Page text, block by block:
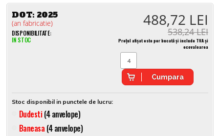
DOT: 2025
(an fabricatie)
DISPONIBILITATE:
IN STOC
488,72 LEI
538,24 LEI
Prețul afișat este per bucată și include TVA și
ecovaloarea
Cumpara
Stoc disponibil in punctele de lucru:
Dudesti(4 anvelope)
Baneasa (4 anvelope)